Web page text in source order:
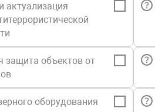
актуализация
защита объектов от
оборудования